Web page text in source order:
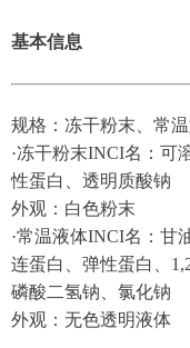
基本信息
规格：冻干粉末、常
·冻干粉末INCI名：可
性蛋白、透明质酸钠
外观：白色粉末
·常温液体INCI名：甘
连蛋白、弹性蛋白、
磷酸二氢钠、氯化钠
外观：无色透明液体